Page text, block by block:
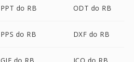
PPT do RB ODT do RB
PPS do RB DXF do RB